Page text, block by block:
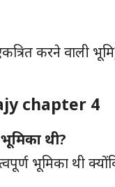
करने वाली
chapter 4
थी?
भूमिका थी